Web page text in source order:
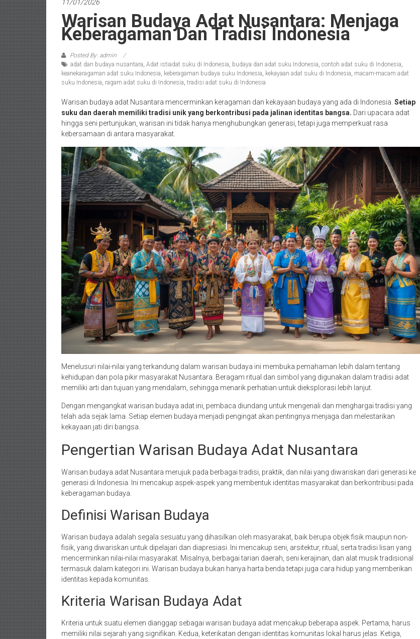
11/01/2026
Warisan Budaya Adat Nusantara: Menjaga
Keberagaman Dan Tradisi Indonesia
Posted By: admin
adat dan budaya nusantara, Adat istiadat suku di Indonesia, budaya dan adat suku Indonesia, contoh adat suku di Indonesia,
keanekaragaman adat suku Indonesia, keberagaman budaya suku Indonesia, kekayaan adat suku di Indonesia, macam-macam adat
suku Indonesia, ragam adat suku di Indonesia, tradisi adat suku di Indonesia
Warisan budaya adat Nusantara mencerminkan keragaman dan kekayaan budaya yang ada di Indonesia. Setiap
suku dan daerah memiliki tradisi unik yang berkontribusi pada jalinan identitas bangsa. Dari upacara adat
hingga seni pertunjukan, warisan ini tidak hanya menghubungkan generasi, tetapi juga memperkuat rasa
kebersamaan di antara masyarakat.
Menelusuri nilai-nilai yang terkandung dalam warisan budaya ini membuka pemahaman lebih dalam tentang
kehidupan dan pola pikir masyarakat Nusantara. Beragam ritual dan simbol yang digunakan dalam tradisi adat
memiliki arti dan tujuan yang mendalam, sehingga menarik perhatian untuk dieksplorasi lebih lanjut.
Dengan mengangkat warisan budaya adat ini, pembaca diundang untuk mengenali dan menghargai tradisi yang
telah ada sejak lama. Setiap elemen budaya menjadi pengingat akan pentingnya menjaga dan melestarikan
kekayaan jati diri bangsa.
Pengertian Warisan Budaya Adat Nusantara
Warisan budaya adat Nusantara merujuk pada berbagai tradisi, praktik, dan nilai yang diwariskan dari generasi ke
generasi di Indonesia. Ini mencakup aspek-aspek yang membentuk identitas masyarakat dan berkontribusi pada
keberagaman budaya.
Definisi Warisan Budaya
Warisan budaya adalah segala sesuatu yang dihasilkan oleh masyarakat, baik berupa objek fisik maupun non-
fisik, yang diwariskan untuk dipelajari dan diapresiasi. Ini mencakup seni, arsitektur, ritual, serta tradisi lisan yang
mencerminkan nilai-nilai masyarakat. Misalnya, berbagai tarian daerah, seni kerajinan, dan alat musik tradisional
termasuk dalam kategori ini. Warisan budaya bukan hanya harta benda tetapi juga cara hidup yang memberikan
identitas kepada komunitas.
Kriteria Warisan Budaya Adat
Kriteria untuk suatu elemen dianggap sebagai warisan budaya adat mencakup beberapa aspek. Pertama, harus
memiliki nilai sejarah yang signifikan. Kedua, keterikatan dengan identitas komunitas lokal harus jelas. Ketiga,